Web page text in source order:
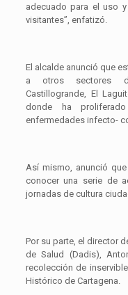
adecuado para el uso
visitantes”, enfatizó.
El alcalde anunció que
a otros sectores
Castillogrande, El
donde ha
enfermedades infecto-
Así mismo, anunció
conocer una serie de
jornadas de cultura
Por su parte, el director
de Salud (Dadis),
recolección de
Histórico de Cartagena.